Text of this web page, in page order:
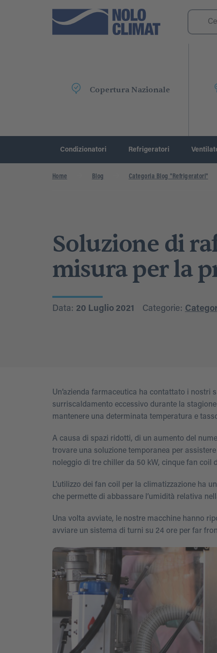
Copertura Nazionale
Condizionatori Refrigeratori
Home Blog Categoria Blog "Refrigeratori"
Soluzione di
misura per la
Data: 20 Luglio 2021 Categorie:
Un’azienda farmaceutica ha contattato i nostri
surriscaldamento eccessivo durante la
mantenere una determinata temperatura e
A causa di spazi ridotti, di un aumento del
trovare una soluzione temporanea per
noleggio di tre chiller da 50 kW, cinque fan coil
L’utilizzo dei fan coil per la climatizzazione ha
che permette di abbassare l’umidità relativa
Una volta avviate, le nostre macchine hanno
avviare un sistema di turni su 24 ore per far